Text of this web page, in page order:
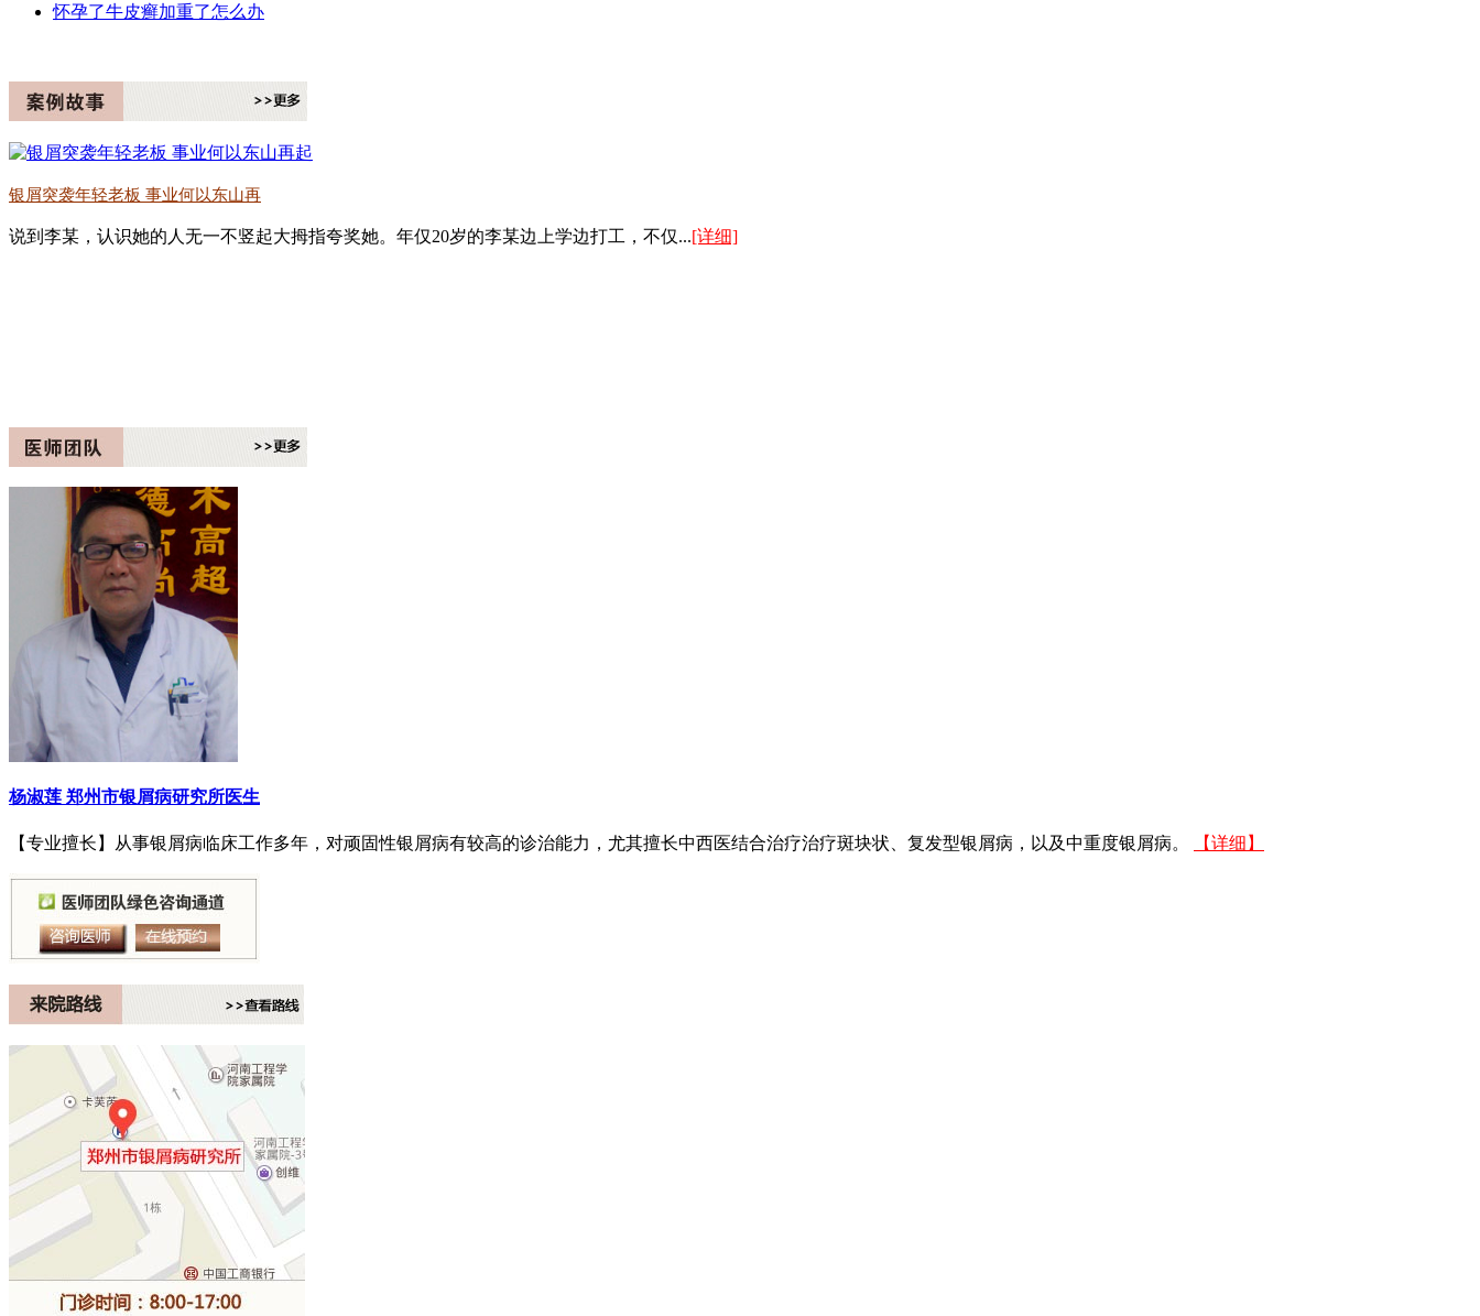
怀孕了牛皮癣加重了怎么办
银屑突袭年轻老板 事业何以东山再
说到李某，认识她的人无一不竖起大拇指夸奖她。年仅20岁的李某边上学边打工，不仅...[详细]
杨淑莲 郑州市银屑病研究所医生
【专业擅长】从事银屑病临床工作多年，对顽固性银屑病有较高的诊治能力，尤其擅长中西医结合治疗治疗斑块状、复发型银屑病，以及中重度银屑病。 【详细】